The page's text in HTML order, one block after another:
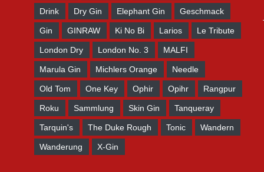
Drink Dry Gin Elephant Gin Geschmack
Gin GINRAW Ki No Bi Larios Le Tribute
London Dry London No. 3 MALFI
Marula Gin Michlers Orange Needle
Old Tom One Key Ophir Opihr Rangpur
Roku Sammlung Skin Gin Tanqueray
Tarquin's The Duke Rough Tonic Wandern
Wanderung X-Gin